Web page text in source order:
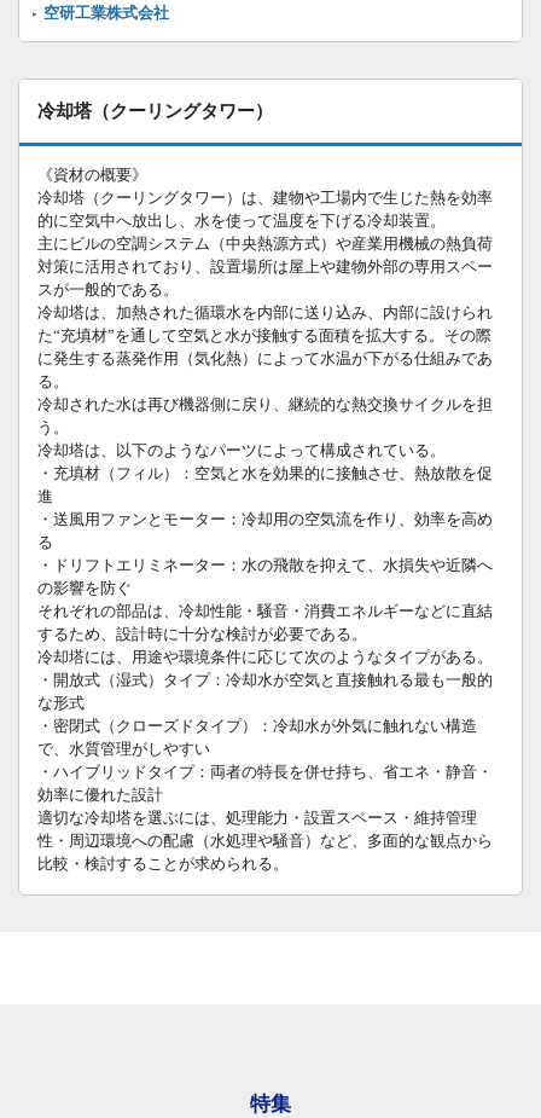
空研工業株式会社
冷却塔（クーリングタワー）
《資材の概要》
冷却塔（クーリングタワー）は、建物や工場内で生じた熱を効率
的に空気中へ放出し、水を使って温度を下げる冷却装置。
主にビルの空調システム（中央熱源方式）や産業用機械の熱負荷
対策に活用されており、設置場所は屋上や建物外部の専用スペー
スが一般的である。
冷却塔は、加熱された循環水を内部に送り込み、内部に設けられ
た“充填材”を通して空気と水が接触する面積を拡大する。その際
に発生する蒸発作用（気化熱）によって水温が下がる仕組みであ
る。
冷却された水は再び機器側に戻り、継続的な熱交換サイクルを担
う。
冷却塔は、以下のようなパーツによって構成されている。
・充填材（フィル）：空気と水を効果的に接触させ、熱放散を促
進
・送風用ファンとモーター：冷却用の空気流を作り、効率を高め
る
・ドリフトエリミネーター：水の飛散を抑えて、水損失や近隣へ
の影響を防ぐ
それぞれの部品は、冷却性能・騒音・消費エネルギーなどに直結
するため、設計時に十分な検討が必要である。
冷却塔には、用途や環境条件に応じて次のようなタイプがある。
・開放式（湿式）タイプ：冷却水が空気と直接触れる最も一般的
な形式
・密閉式（クローズドタイプ）：冷却水が外気に触れない構造
で、水質管理がしやすい
・ハイブリッドタイプ：両者の特長を併せ持ち、省エネ・静音・
効率に優れた設計
適切な冷却塔を選ぶには、処理能力・設置スペース・維持管理
性・周辺環境への配慮（水処理や騒音）など、多面的な観点から
比較・検討することが求められる。
特集